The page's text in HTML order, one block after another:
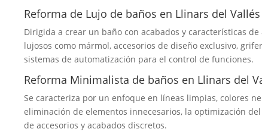
Reforma de Lujo de baños en Llinars del Vallés
Dirigida a crear un baño con acabados y características
lujosos como mármol, accesorios de diseño exclusivo,
sistemas de automatización para el control de funciones.
Reforma Minimalista de baños en Llinars del
Se caracteriza por un enfoque en líneas limpias, colores
eliminación de elementos innecesarios, la optimización
de accesorios y acabados discretos.